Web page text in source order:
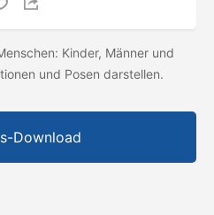
Kinder, Männer und
und Posen darstellen.
Download